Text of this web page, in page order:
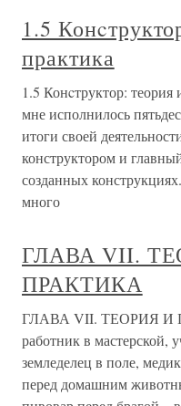
1.5
практика
1.5 Конcтруктор: теория
мне исполнилось
итоги своей
конструктором и
созданных
много
ГЛАВА VII.
ПРАКТИКА
ГЛАВА VII. ТЕОРИЯ И
работник в мастерской,
земледелец в поле,
перед домашним